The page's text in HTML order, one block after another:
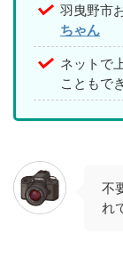
羽曳野市
ちゃん
ネットで
こともで
不
れ